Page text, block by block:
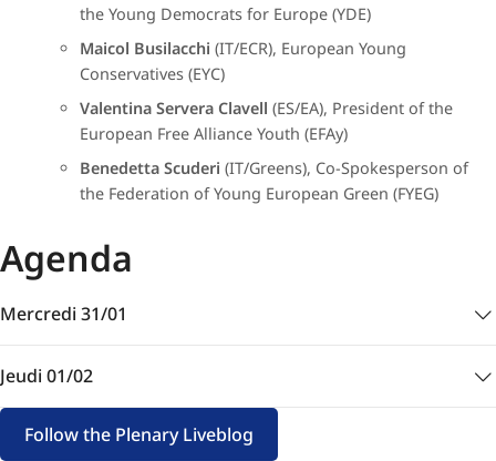
the Young Democrats for Europe (YDE)
Maicol Busilacchi (IT/ECR), European Young
Conservatives (EYC)
Valentina Servera Clavell (ES/EA), President of the
European Free Alliance Youth (EFAy)
Benedetta Scuderi (IT/Greens), Co-Spokesperson of
the Federation of Young European Green (FYEG)​
Agenda
Mercredi 31/01
Jeudi 01/02
Follow the Plenary Liveblog